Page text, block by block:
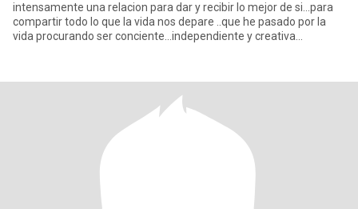
intensamente una relacion para dar y recibir lo mejor de si...para
compartir todo lo que la vida nos depare ..que he pasado por la
vida procurando ser conciente...independiente y creativa...